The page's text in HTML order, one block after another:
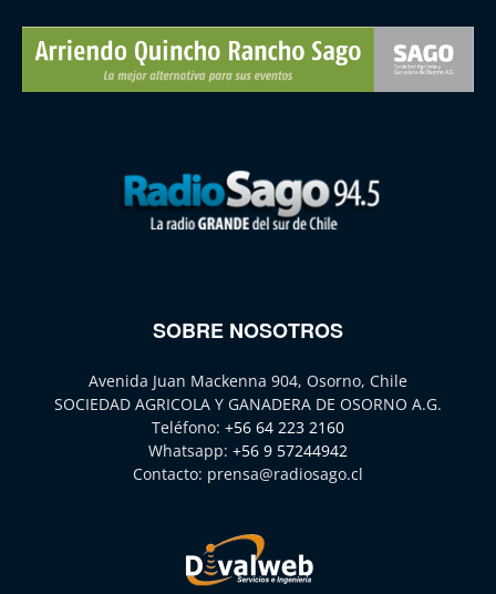
SOBRE NOSOTROS
Avenida Juan Mackenna 904, Osorno, Chile
SOCIEDAD AGRICOLA Y GANADERA DE OSORNO A.G.
Teléfono: +56 64 223 2160
Whatsapp: +56 9 57244942
Contacto: prensa@radiosago.cl